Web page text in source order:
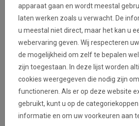
Aanmelden
Het e-mailadres van uw
voor communicatie over uw
communicatie zal afkomstig zijn
noreply@nationale-loterij.be.
apparaat gaan en wordt meestal
laten werken zoals u verwacht. De
u meestal niet direct, maar het kan u
webervaring geven. Wij respecteren
de mogelijkheid om zelf te bepalen
zijn toegestaan. In deze lijst worden
cookies weergegeven die nodig zijn
functioneren. Als er op deze website
gebruikt, kunt u op de
informatie en om uw voorkeuren aan